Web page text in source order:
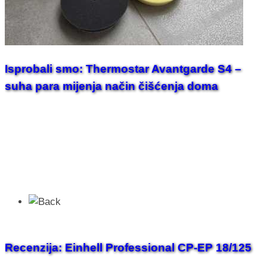
Isprobali smo: Thermostar Avantgarde S4 –
suha para mijenja način čišćenja doma
Recenzija: Einhell Professional CP-EP 18/125